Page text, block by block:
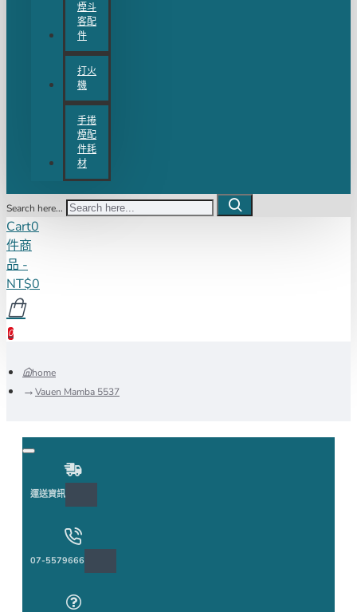
煙斗
客配
件
打火
機
手捲
煙配
件耗
材
Search here...
Cart0
件商
品 -
NT$0
0
home
Vauen Mamba 5537
運送資訊
07-5579666